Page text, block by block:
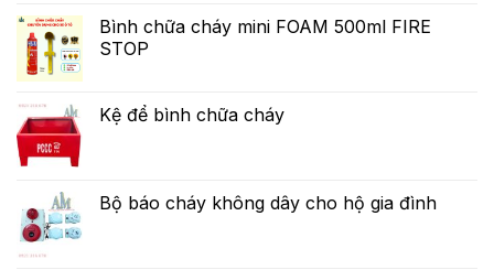
Bình chữa cháy mini FOAM 500ml FIRE
STOP
Kệ để bình chữa cháy
Bộ báo cháy không dây cho hộ gia đình